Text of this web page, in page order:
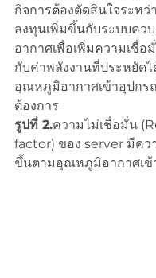
กิจการต้องตัดสินใจระหว่
ลงทุนเพิ่มขึ้นกับระบบคว
อากาศเพื่อเพิ่มความเชื่
กับค่าพลังงานที่ประหยัดไ
อุณหภูมิอากาศเข้าอุปกร
ต้องการ
รูปที่ 2.ความไม่เชื่อมั่น
factor) ของ server มีคว
ขึ้นตามอุณหภูมิอากาศเ